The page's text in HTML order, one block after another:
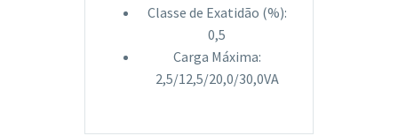
Classe de Exatidão (%):
0,5
Carga Máxima:
2,5/12,5/20,0/30,0VA